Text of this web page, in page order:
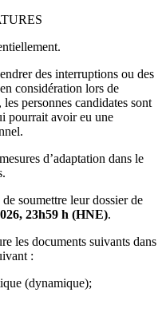
des interruptions ou des
considération lors de
personnes candidates sont
pourrait avoir eu une
d’adaptation dans le
soumettre leur dossier de
23h59 h (HNE).
les documents suivants dans
:
(dynamique);